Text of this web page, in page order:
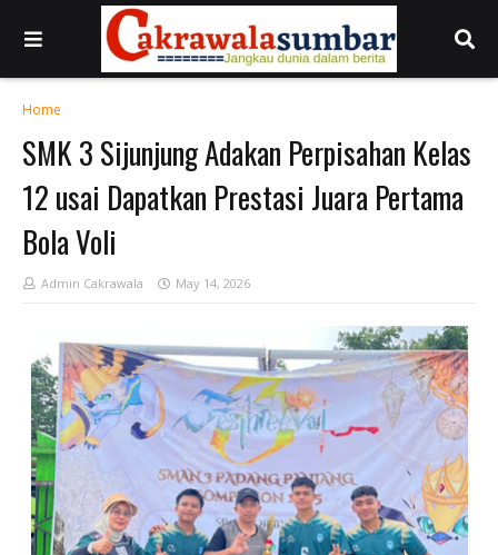
Home
SMK 3 Sijunjung Adakan Perpisahan Kelas
12 usai Dapatkan Prestasi Juara Pertama
Bola Voli
Admin Cakrawala May 14, 2026